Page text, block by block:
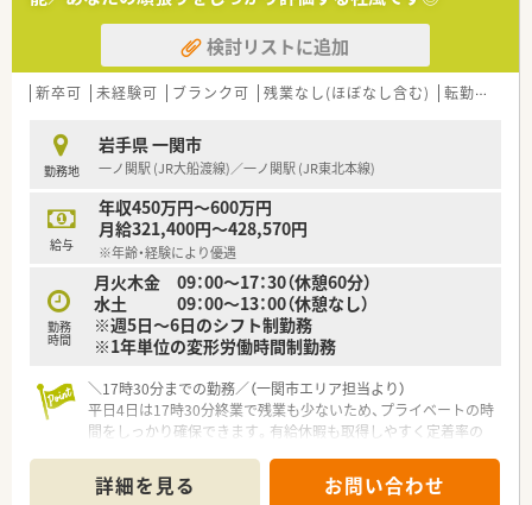
■岩手県に本社を置き県内に20店舗以上を展開する地域に密着
した地場チェーンの優良薬局企業でございます。
■平均年齢は37歳と若い世代が活躍しており一人ひとりのライ
フプランに寄り添う社員思いの社風が根付いています。
面談を通じて個々の成長を正当に評価しています。
【こんな方が活躍中】
■患者様一人ひとりと誠実に向き合い明るいコミュニケーショ
ンを心がけて業務に取り組む方が活躍しています。
■自分のキャリアビジョンを明確に持ちステップアップを目指
して目標へ努力を重ねる薬剤師が在籍しています。
■幅広い疾患の処方箋に触れながら高度な専門知識を吸収して
地域医療に貢献したい人がイキイキ働いています。
検討リストに追加
新卒可 未経験可 ブランク可 残業なし(ほぼなし含む) 転勤なし
勤務地
岩手県 一関市
一ノ関駅 (JR大船渡線)／一ノ関駅 (JR東北本線)
給与
年収450万円～600万円
月給321,400円～428,570円
※年齢・経験により優遇
勤務
時間
月火木金 09：00～17：30（休憩60分）
水土 09：00～13：00（休憩なし）
※週5日～6日のシフト制勤務
※1年単位の変形労働時間制勤務
＼17時30分までの勤務／（一関市エリア担当より）
平日4日は17時30分終業で残業も少ないため、プライベートの時
間をしっかり確保できます。有給休暇も取得しやすく定着率の
＊------------------------------------------＊
詳細を見る お問い合わせ